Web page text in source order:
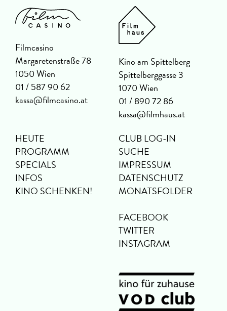
Filmcasino
Margaretenstraße 78
1050 Wien
01 / 587 90 62
kassa@filmcasino.at
Kino am Spittelberg
Spittelberggasse 3
1070 Wien
01 / 890 72 86
kassa@filmhaus.at
HEUTE
PROGRAMM
SPECIALS
INFOS
KINO SCHENKEN!
CLUB LOG-IN
SUCHE
IMPRESSUM
DATENSCHUTZ
MONATSFOLDER
FACEBOOK
TWITTER
INSTAGRAM